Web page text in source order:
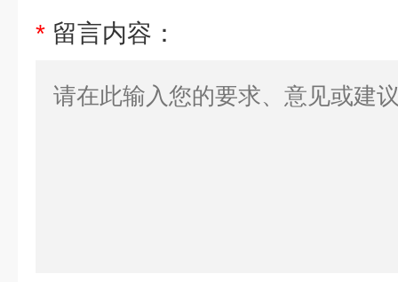
* 留言内容：